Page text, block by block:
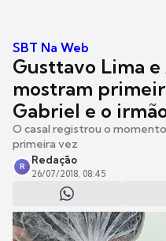
SBT Na Web
Gusttavo Lima
mostram
Gabriel e o
O casal registrou o
primeira vez
R
Redação
26/07/2018, 08:45